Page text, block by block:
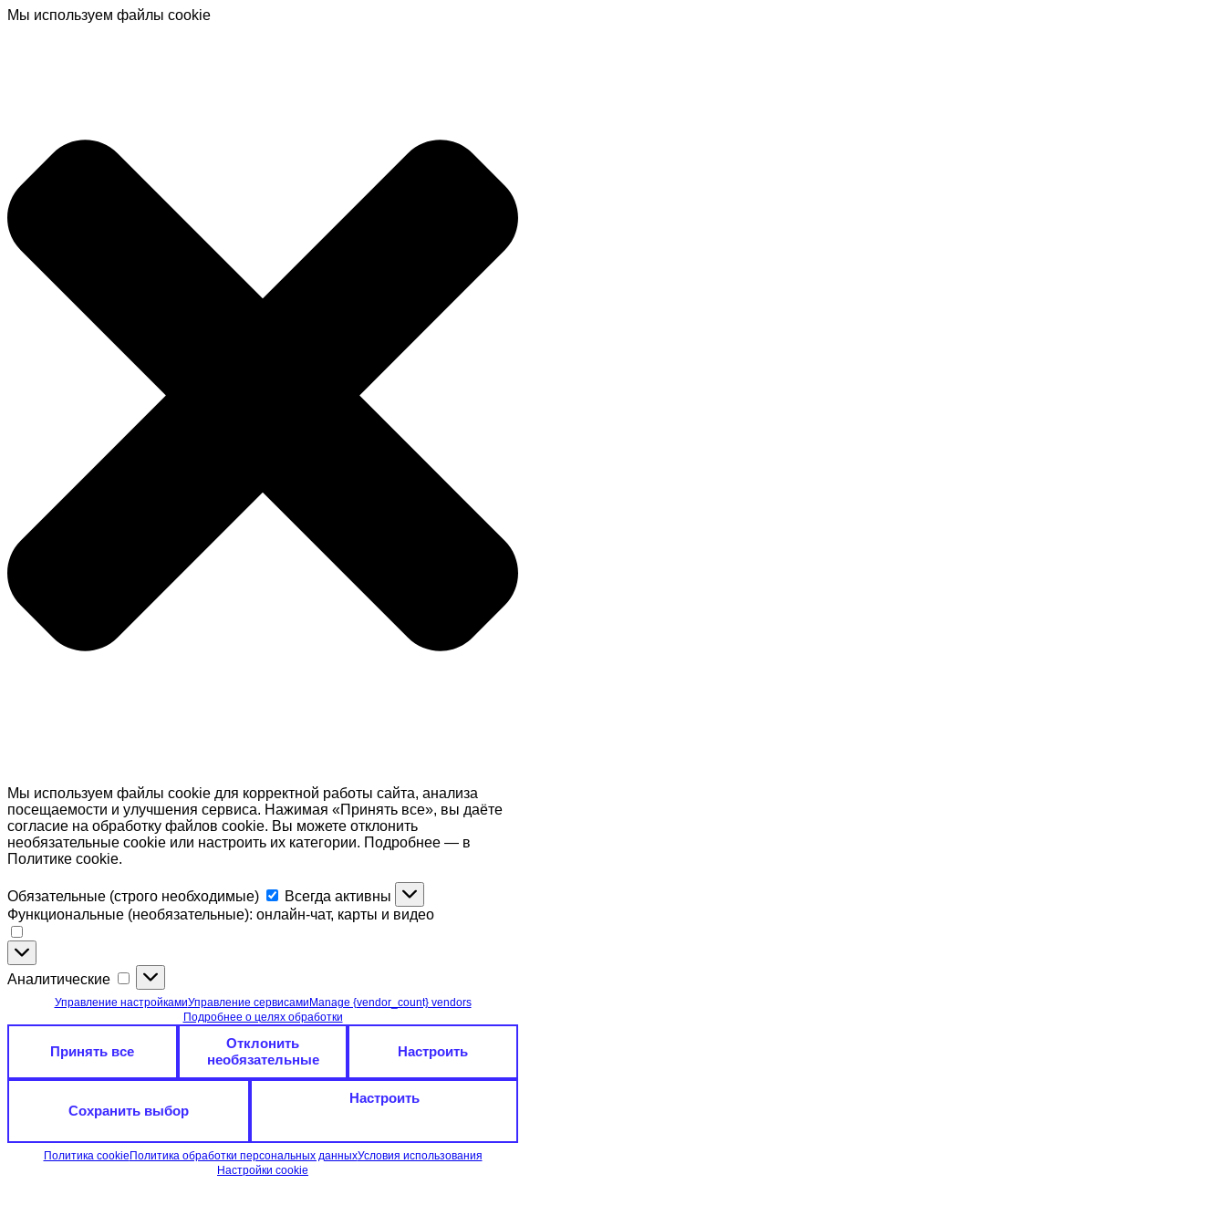
Мы используем файлы cookie
Мы используем файлы cookie для корректной работы сайта, анализа
посещаемости и улучшения сервиса. Нажимая «Принять все», вы даёте
согласие на обработку файлов cookie. Вы можете отклонить
необязательные cookie или настроить их категории. Подробнее — в
Политике cookie.
Обязательные (строго необходимые)
Обязательные
(строго
необходимые)
Всегда активны
Функциональные (необязательные): онлайн-чат, карты и видео
Функциональные
(необязательные):
онлайн-
и
Аналитические Аналитические
Управление настройкамиУправление сервисамиManage {vendor_count} vendors
Подробнее о целях обработки
Принять все
Отклонить
необязательные
Настроить
Сохранить выбор
Настроить
Политика cookieПолитика обработки персональных данныхУсловия использования
Настройки cookie